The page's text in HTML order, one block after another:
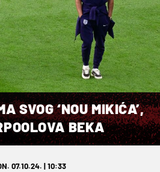
SVOG ‘NOU MIKIĆA’,
BEKA
07.10.24. | 10:33